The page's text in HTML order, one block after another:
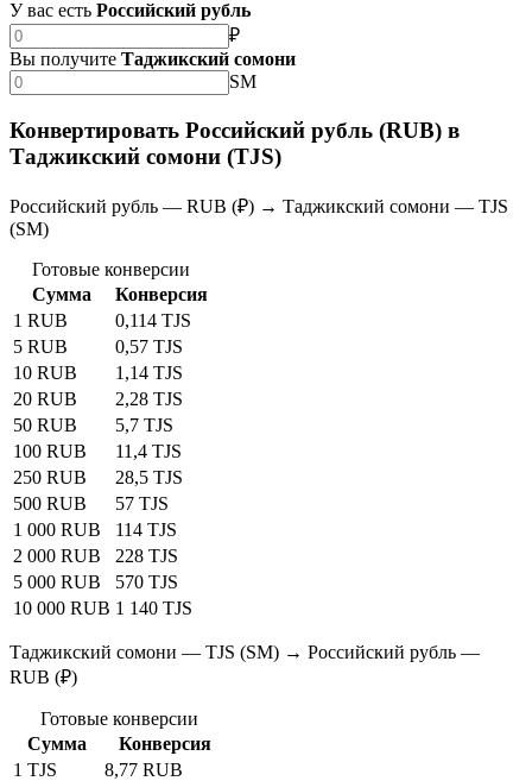
У вас есть Российский рубль
₽
Вы получите Таджикский сомони
SM
Конвертировать Российский рубль (RUB) в
Таджикский сомони (TJS)
Российский рубль — RUB (₽) → Таджикский сомони — TJS
(SM)
Готовые конверсии
Сумма
Конверсия
1 RUB
0,114 TJS
5 RUB
0,57 TJS
10 RUB
1,14 TJS
20 RUB
2,28 TJS
50 RUB
5,7 TJS
100 RUB
11,4 TJS
250 RUB
28,5 TJS
500 RUB
57 TJS
1 000 RUB
114 TJS
2 000 RUB
228 TJS
5 000 RUB
570 TJS
10 000 RUB 1 140 TJS
Таджикский сомони — TJS (SM) → Российский рубль —
RUB (₽)
Готовые конверсии
Сумма
Конверсия
1 TJS
8,77 RUB